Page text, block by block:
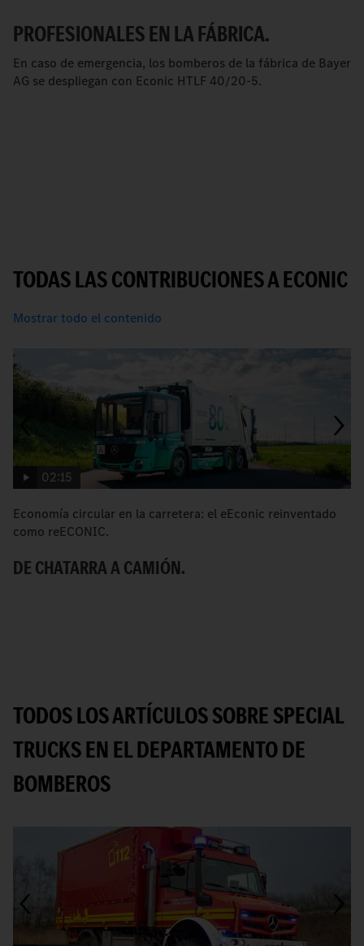
PROFESIONALES EN LA FÁBRICA.
En caso de emergencia, los bomberos de la fábrica de Bayer
AG se despliegan con Econic HTLF 40/20-5.
TODAS LAS CONTRIBUCIONES A ECONIC
Mostrar todo el contenido
02:15
Economía circular en la carretera: el eEconic reinventado
como reECONIC.
DE CHATARRA A CAMIÓN.
TODOS LOS ARTÍCULOS SOBRE SPECIAL
TRUCKS EN EL DEPARTAMENTO DE
BOMBEROS